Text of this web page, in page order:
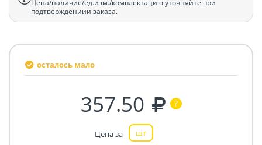
Цена/наличие/ед.изм./комплектацию уточняйте при
подтверждениии заказа.
осталось мало
357.50
Цена за шт